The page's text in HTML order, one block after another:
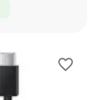
favorite_border